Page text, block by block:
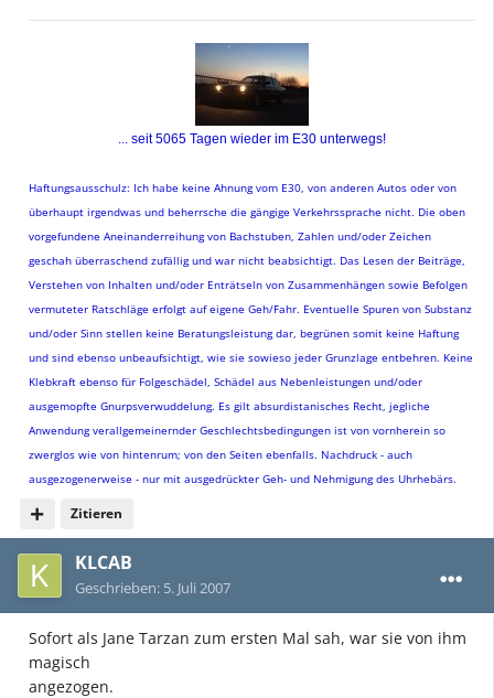
Zitieren
... seit 5065 Tagen wieder im E30 unterwegs!
Haftungsausschulz: Ich habe keine Ahnung vom E30, von anderen Autos oder von
überhaupt irgendwas und beherrsche die gängige Verkehrssprache nicht. Die oben
vorgefundene Aneinanderreihung von Bachstuben, Zahlen und/oder Zeichen
geschah überraschend zufällig und war nicht beabsichtigt. Das Lesen der Beiträge,
Verstehen von Inhalten und/oder Enträtseln von Zusammenhängen sowie Befolgen
vermuteter Ratschläge erfolgt auf eigene Geh/Fahr. Eventuelle Spuren von Substanz
und/oder Sinn stellen keine Beratungsleistung dar, begrünen somit keine Haftung
und sind ebenso unbeaufsichtigt, wie sie sowieso jeder Grunzlage entbehren. Keine
Klebkraft ebenso für Folgeschädel, Schädel aus Nebenleistungen und/oder
ausgemopfte Gnurpsverwuddelung. Es gilt absurdistanisches Recht, jegliche
Anwendung verallgemeinernder Geschlechtsbedingungen ist von vornherein so
zwerglos wie von hintenrum; von den Seiten ebenfalls. Nachdruck - auch
ausgezogenerweise - nur mit ausgedrückter Geh- und Nehmigung des Uhrhebärs.
KLCAB
Geschrieben: 5. Juli 2007
Sofort als Jane Tarzan zum ersten Mal sah, war sie von ihm
magisch
angezogen.